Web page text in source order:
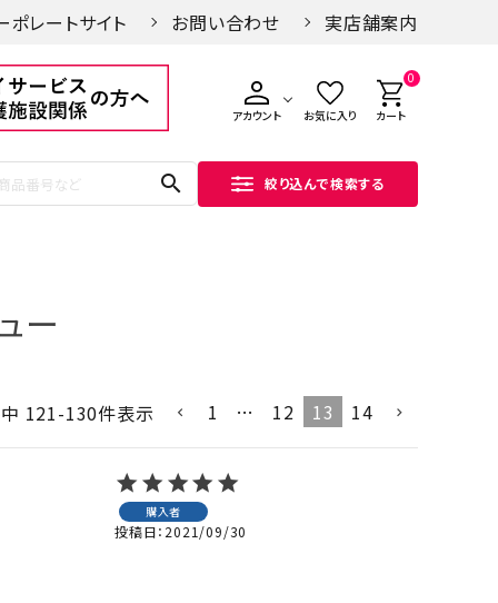
ポレートサイト お問い合わせ 実店舗案内
アカウント お気に入り
0
カート
search 絞り込んで検索する
ー
121-130件表示 1 … 12 13 14
購入者
投稿日 2021/09/30